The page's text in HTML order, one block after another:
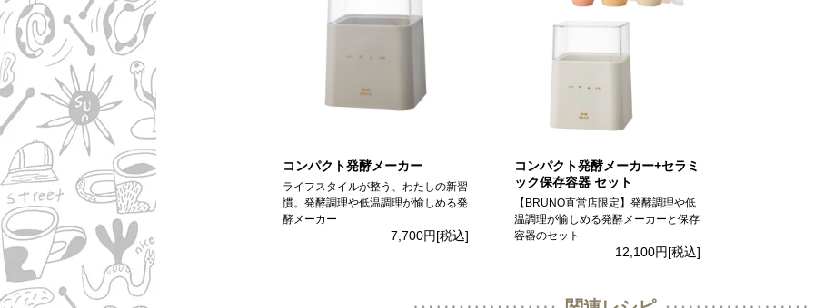
コンパクト発酵メーカー
ライフスタイルが整う、わたしの新習
慣。発酵調理や低温調理が愉しめる発
酵メーカー
7,700円[税込]
コンパクト発酵メーカー+セラミ
ック保存容器 セット
【BRUNO直営店限定】発酵調理や低
温調理が愉しめる発酵メーカーと保存
容器のセット
12,100円[税込]